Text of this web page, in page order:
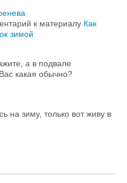
к материалу Как
зимой
а в подвале
какая обычно?
на зиму, только вот живу в